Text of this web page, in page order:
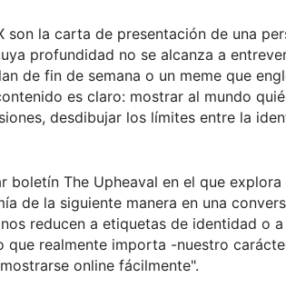
son la carta de presentación de una
profundidad no se alcanza a
de fin de semana o un meme que
es claro: mostrar al mundo
desdibujar los límites entre la
boletín The Upheaval en el que
de la siguiente manera en una
reducen a etiquetas de identidad o
que realmente importa -nuestro
online fácilmente".